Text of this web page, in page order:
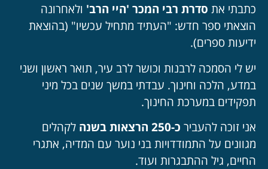
כתבתי את סדרת רבי המכר 'היי הרב' ולאחרונה
הוצאתי ספר חדש: "העתיד מתחיל עכשיו" (בהוצאת
ידיעות ספרים).
יש לי הסמכה לרבנות וכושר לרב עיר, תואר ראשון ושני
במדע, הלכה וחינוך. עבדתי במשך שנים בכל מיני
תפקידים במערכת החינוך.
אני זוכה להעביר כ-250 הרצאות בשנה
לקהלים
מגוונים על התמודדויות בני נוער עם המדיה, אתגרי
החיים, גיל ההתבגרות ועוד.